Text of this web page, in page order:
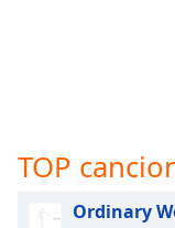
Picture-
in-
Fullscreen
TOP
Ordinary